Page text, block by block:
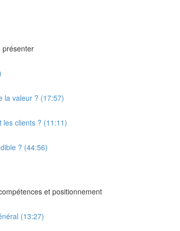
présenter
la valeur ? (17:57)
les clients ? (11:11)
? (44:56)
et positionnement
(13:27)